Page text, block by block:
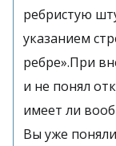
ребристую
указанием
ребре».При
и не понял
имеет ли
Вы уже